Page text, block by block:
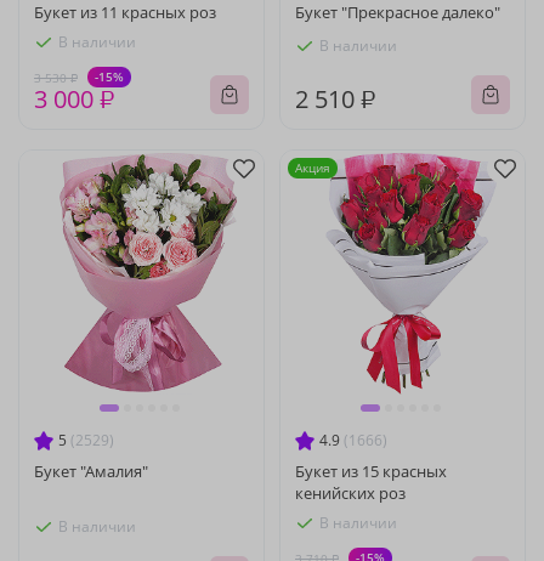
Букет из 11 красных роз
В наличии
3 530 ₽ -15%
3 000 ₽
Букет "Прекрасное далеко"
В наличии
2 510 ₽
5 (2529)
Букет "Амалия"
В наличии
4.9 (1666)
Букет из 15 красных
кенийских роз
В наличии
-15%
Акция